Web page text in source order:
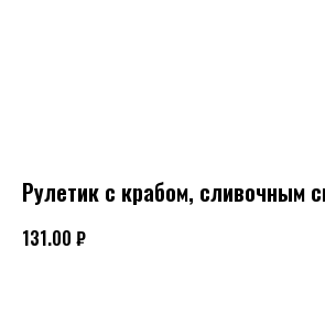
Рулетик с крабом, сливочным
131.00 ₽